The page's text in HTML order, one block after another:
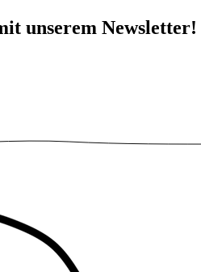
unserem Newsletter!